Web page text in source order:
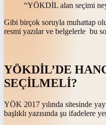
“YÖKDİL alan seçimi
Gibi birçok soruyla muhattap
resmi yazılar ve belgelerle bu
YÖKDİL’DE
SEÇİLMELİ?
YÖK 2017 yılında sitesinde
başlıklı yazısında şu ifadelere